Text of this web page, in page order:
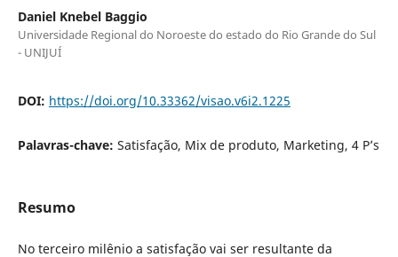
Daniel Knebel Baggio
Universidade Regional do Noroeste do estado do Rio Grande do Sul
- UNIJUÍ
DOI: https://doi.org/10.33362/visao.v6i2.1225
Palavras-chave: Satisfação, Mix de produto, Marketing, 4 P’s
Resumo
No terceiro milênio a satisfação vai ser resultante da